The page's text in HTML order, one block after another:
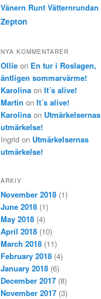
Vänern Runt Vätternrundan
Zepton
NYA KOMMENTARER
Ollie on En tur i Roslagen,
äntligen sommarvärme!
Karolina on It´s alive!
Martin on It´s alive!
Karolina on Utmärkelsernas
utmärkelse!
Ingrid on Utmärkelsernas
utmärkelse!
ARKIV
November 2018 (1)
June 2018 (1)
May 2018 (4)
April 2018 (10)
March 2018 (11)
February 2018 (4)
January 2018 (6)
December 2017 (8)
November 2017 (3)